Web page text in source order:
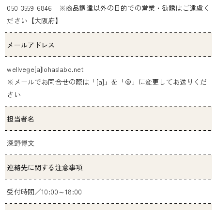
050-3559-6846 ※商品調達以外の目的での営業・勧誘はご遠慮く
ださい【大阪府】
メールアドレス
wellvege[a]lohaslabo.net
※メールでお問合せの際は「[a]」を「＠」に変更してお送りくだ
さい
担当者名
深野博文
連絡先に関する注意事項
受付時間／10:00～18:00